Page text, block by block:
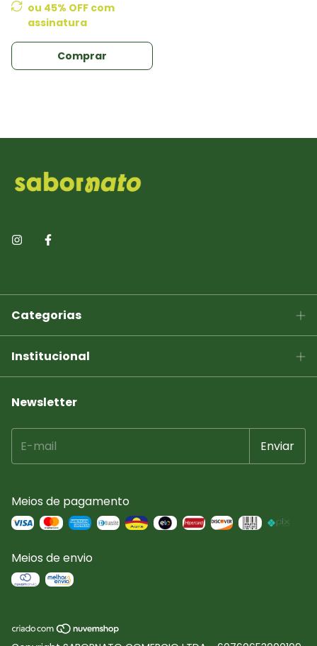
ou 45% OFF com
assinatura
Comprar
Categorias
Institucional
Newsletter
Meios de pagamento
Meios de envio